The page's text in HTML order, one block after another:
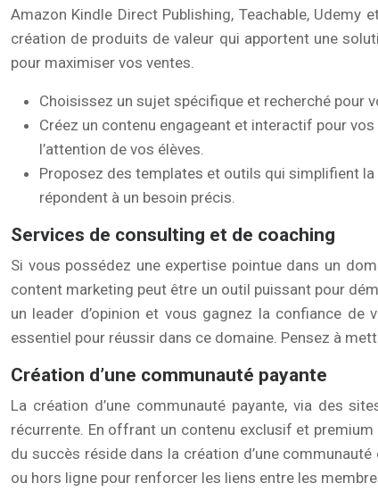
Amazon Kindle Direct Publishing, Teachable,
création de produits de valeur qui apportent une
pour maximiser vos ventes.
Choisissez un sujet spécifique et recherché pour
Créez un contenu engageant et interactif pour
l’attention de vos élèves.
Proposez des templates et outils qui simplifient
répondent à un besoin précis.
Services de consulting et de coaching
Si vous possédez une expertise pointue dans un
content marketing peut être un outil puissant pour
un leader d’opinion et vous gagnez la confiance
essentiel pour réussir dans ce domaine. Pensez à
Création d’une communauté payante
La création d’une communauté payante, via des
récurrente. En offrant un contenu exclusif et
du succès réside dans la création d’une
ou hors ligne pour renforcer les liens entre les